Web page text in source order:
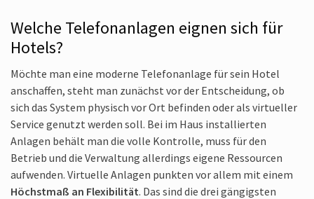
Welche Telefon­anlagen eignen sich für
Hotels?
Möchte man eine moderne Telefonanlage für sein Hotel
anschaffen, steht man zunächst vor der Entscheidung, ob
sich das System physisch vor Ort befinden oder als virtueller
Service genutzt werden soll. Bei im Haus installierten
Anlagen behält man die volle Kontrolle, muss für den
Betrieb und die Verwaltung allerdings eigene Ressourcen
aufwenden. Virtuelle Anlagen punkten vor allem mit einem
Höchstmaß an Flexibilität. Das sind die drei gängigsten